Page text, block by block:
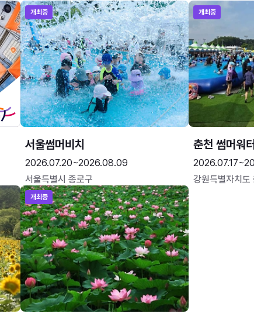
개최중
서울썸머비치
2026.07.20~2026.08.09
서울특별시 종로구
개최중
춘천 썸머워
강원특별자치도
개최중